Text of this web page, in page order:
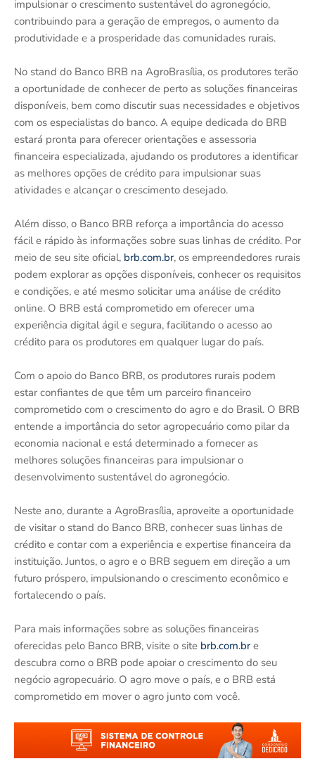
impulsionar o crescimento sustentável do agronegócio,
contribuindo para a geração de empregos, o aumento da
produtividade e a prosperidade das comunidades rurais.
No stand do Banco BRB na AgroBrasília, os produtores terão
a oportunidade de conhecer de perto as soluções financeiras
disponíveis, bem como discutir suas necessidades e objetivos
com os especialistas do banco. A equipe dedicada do BRB
estará pronta para oferecer orientações e assessoria
financeira especializada, ajudando os produtores a identificar
as melhores opções de crédito para impulsionar suas
atividades e alcançar o crescimento desejado.
Além disso, o Banco BRB reforça a importância do acesso
fácil e rápido às informações sobre suas linhas de crédito. Por
meio de seu site oficial, brb.com.br, os empreendedores rurais
podem explorar as opções disponíveis, conhecer os requisitos
e condições, e até mesmo solicitar uma análise de crédito
online. O BRB está comprometido em oferecer uma
experiência digital ágil e segura, facilitando o acesso ao
crédito para os produtores em qualquer lugar do país.
Com o apoio do Banco BRB, os produtores rurais podem
estar confiantes de que têm um parceiro financeiro
comprometido com o crescimento do agro e do Brasil. O BRB
entende a importância do setor agropecuário como pilar da
economia nacional e está determinado a fornecer as
melhores soluções financeiras para impulsionar o
desenvolvimento sustentável do agronegócio.
Neste ano, durante a AgroBrasília, aproveite a oportunidade
de visitar o stand do Banco BRB, conhecer suas linhas de
crédito e contar com a experiência e expertise financeira da
instituição. Juntos, o agro e o BRB seguem em direção a um
futuro próspero, impulsionando o crescimento econômico e
fortalecendo o país.
Para mais informações sobre as soluções financeiras
oferecidas pelo Banco BRB, visite o site brb.com.bre
descubra como o BRB pode apoiar o crescimento do seu
negócio agropecuário. O agro move o país, e o BRB está
comprometido em mover o agro junto com você.